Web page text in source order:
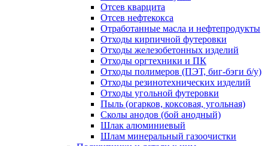
Отсев кварцита
Отсев нефтекокса
Отработанные масла и нефтепродукты
Отходы кирпичной футеровки
Отходы железобетонных изделий
Отходы оргтехники и ПК
Отходы полимеров (ПЭТ, биг-бэги б/у)
Отходы резинотехнических изделий
Отходы угольной футеровки
Пыль (огарков, коксовая, угольная)
Сколы анодов (бой анодный)
Шлак алюминиевый
Шлам минеральный газоочистки